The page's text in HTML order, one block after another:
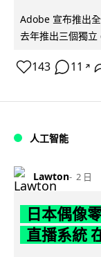
Adobe 宣布推出
去年推出三個獨
143 11 ↗
人工智能
Lawton 2 日
日本偶像
直播系統